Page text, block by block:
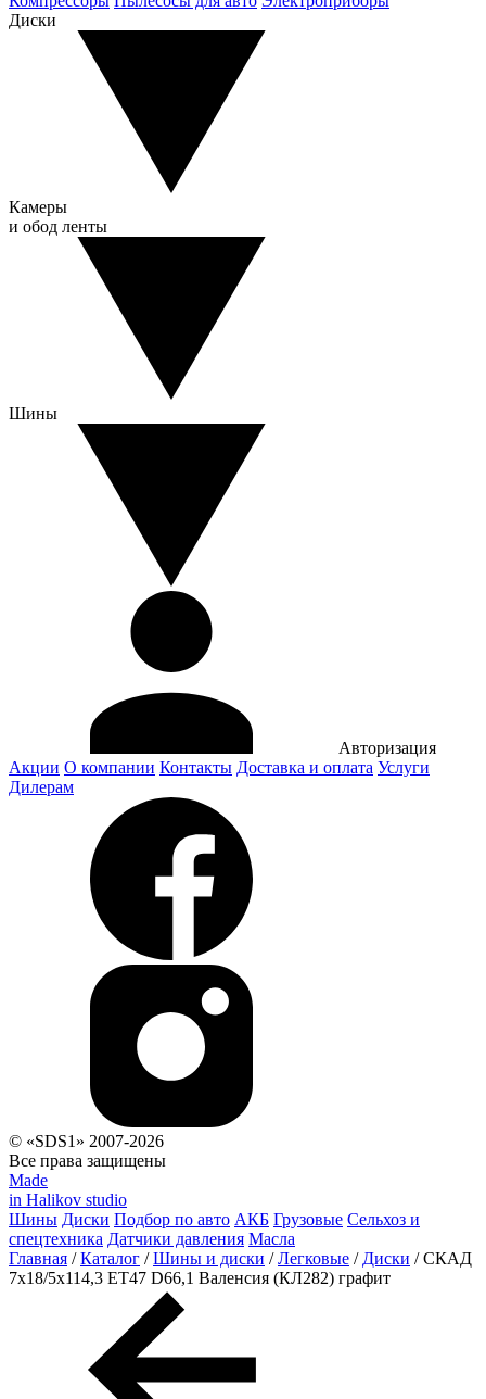
Диски
Камеры
и обод ленты
Шины
Авторизация
Акции О компании Контакты Доставка и оплата Услуги
Дилерам
© «SDS1» 2007-2026
Все права защищены
Made
in Halikov studio
Шины Диски Подбор по авто АКБ Грузовые Сельхоз и
спецтехника Датчики давления Масла
Главная / Каталог / Шины и диски / Легковые / Диски / СКАД
7x18/5x114,3 ET47 D66,1 Валенсия (КЛ282) графит